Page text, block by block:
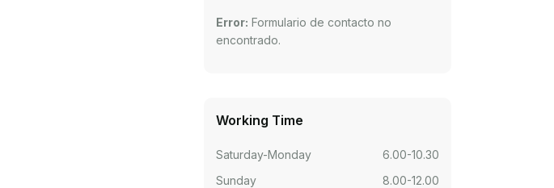
Error: Formulario de contacto no
encontrado.
Working Time
Saturday-Monday
6.00-10.30
Sunday
8.00-12.00